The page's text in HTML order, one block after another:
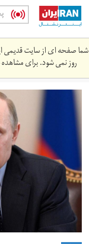
Skip
main
content
شما صفحه ای از سایت قدیمی
روز نمی شود. برای
pwtyn-
1.jpg